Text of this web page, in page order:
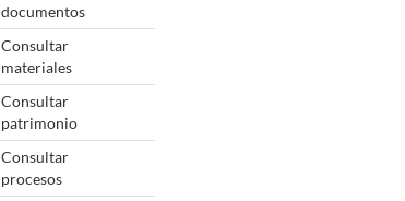
documentos
Consultar
materiales
Consultar
patrimonio
Consultar
procesos